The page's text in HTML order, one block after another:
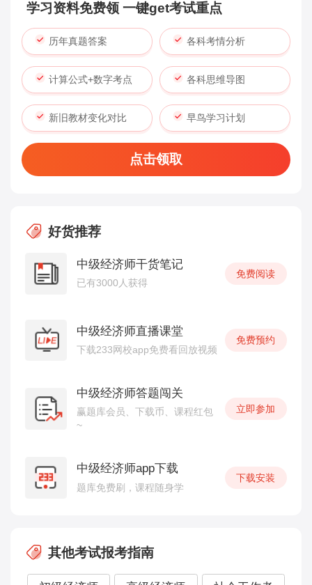
学习资料免费领 一键get考试重点
历年真题答案 各科考情分析
计算公式+数字考点 各科思维导图
新旧教材变化对比 早鸟学习计划
点击领取
好货推荐
中级经济师干货笔记
已有3000人获得
免费阅读
中级经济师直播课堂
下载233网校app免费看回放视频
免费预约
中级经济师答题闯关
赢题库会员、下载币、课程红包
~
立即参加
中级经济师app下载
题库免费刷，课程随身学
下载安装
其他考试报考指南